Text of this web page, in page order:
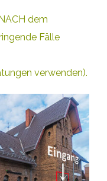
dem
Fälle
verwenden).